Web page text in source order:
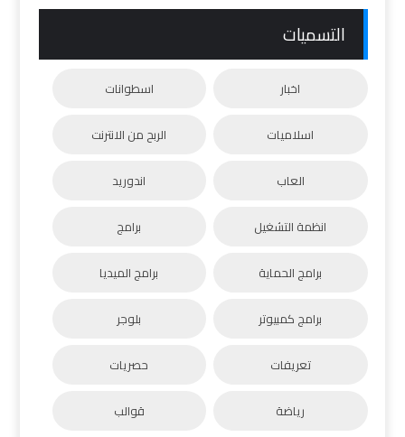
التسميات
اخبار اسطوانات
اسلاميات الربح من الانترنت
العاب اندوريد
انظمة التشغيل برامج
برامج الحماية برامج الميديا
برامج كمبيوتر بلوجر
تعريفات حصريات
رياضة قوالب